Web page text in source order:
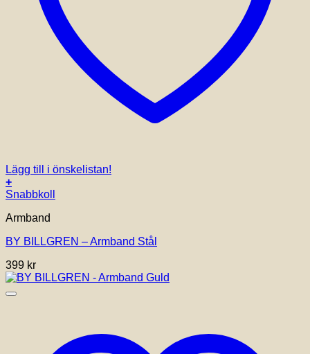
Lägg till i önskelistan!
+
Snabbkoll
Armband
BY BILLGREN – Armband Stål
399 kr